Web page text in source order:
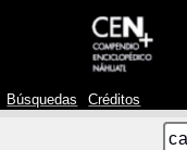
Búsquedas Créditos